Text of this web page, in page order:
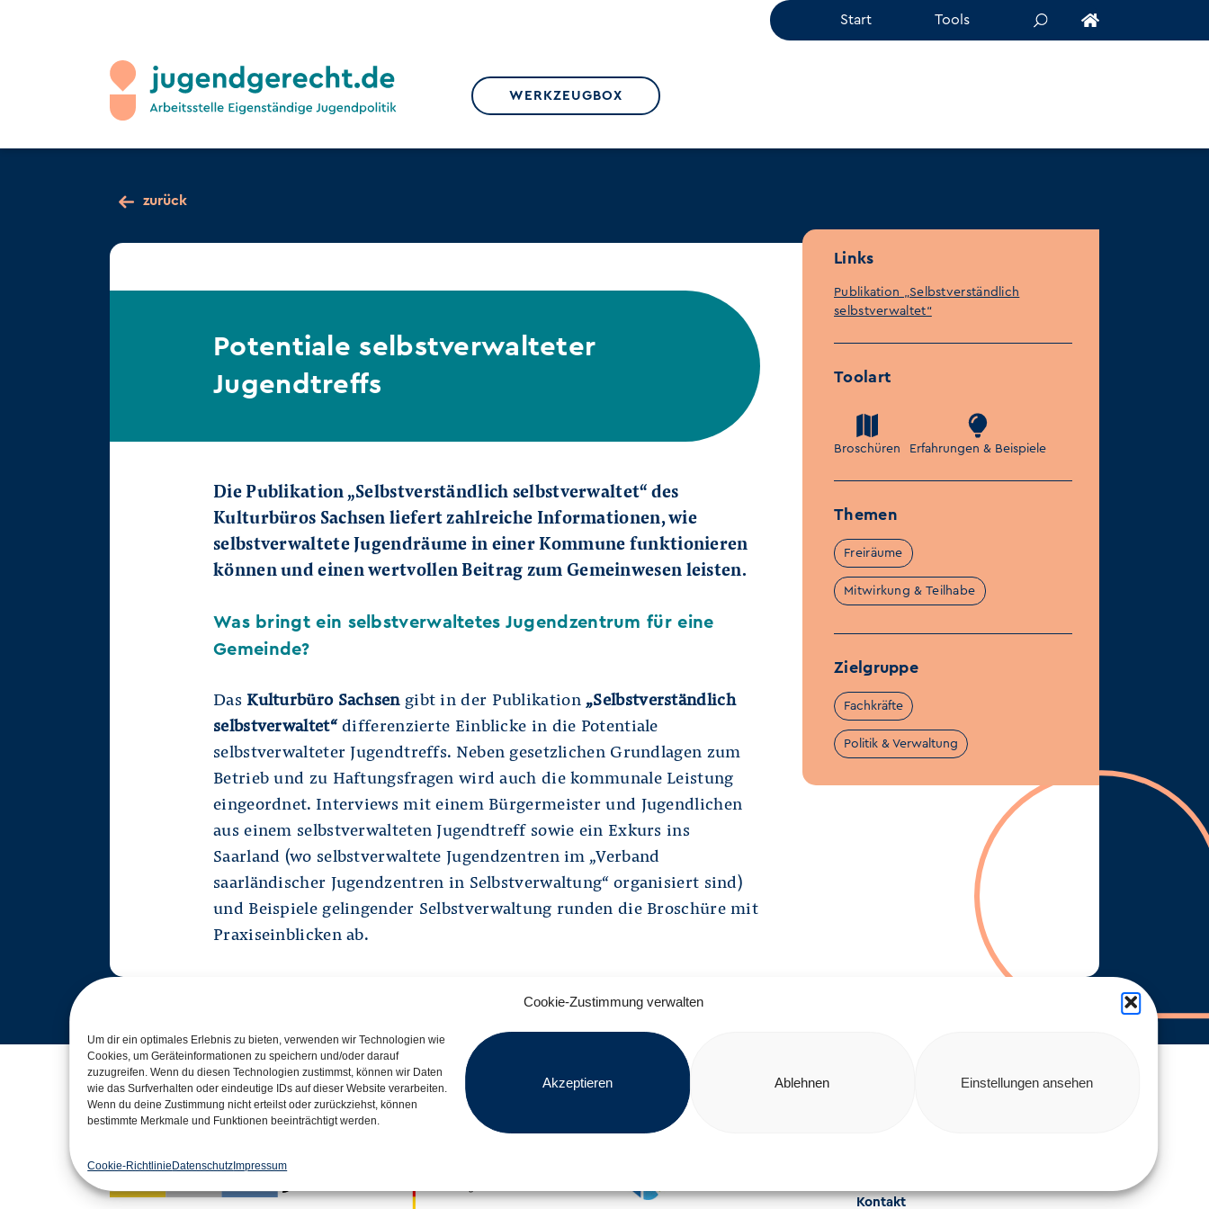
Cookie-Zustimmung verwalten
Um dir ein optimales Erlebnis zu bieten, verwenden wir Technologien wie
Cookies, um Geräteinformationen zu speichern und/oder darauf
zuzugreifen. Wenn du diesen Technologien zustimmst, können wir Daten
wie das Surfverhalten oder eindeutige IDs auf dieser Website verarbeiten.
Wenn du deine Zustimmung nicht erteilst oder zurückziehst, können
bestimmte Merkmale und Funktionen beeinträchtigt werden.
Akzeptieren Ablehnen Einstellungen ansehen
Cookie-Richtlinie Datenschutz Impressum
Start Tools
WERKZEUGBOX
zurück
Potentiale selbstverwalteter
Jugendtreffs
Links
Publikation „Selbstverständlich
selbstverwaltet“
Toolart
Broschüren Erfahrungen & Beispiele
Themen
Freiräume
Mitwirkung & Teilhabe
Zielgruppe
Fachkräfte
Politik & Verwaltung
Die Publikation „Selbstverständlich selbstverwaltet“ des
Kulturbüros Sachsen liefert zahlreiche Informationen, wie
selbstverwaltete Jugendräume in einer Kommune funktionieren
können und einen wertvollen Beitrag zum Gemeinwesen leisten.
Was bringt ein selbstverwaltetes Jugendzentrum für eine
Gemeinde?
Das Kulturbüro Sachsengibt in der Publikation „Selbstverständlich
selbstverwaltet“differenzierte Einblicke in die Potentiale
selbstverwalteter Jugendtreffs. Neben gesetzlichen Grundlagen zum
Betrieb und zu Haftungsfragen wird auch die kommunale Leistung
eingeordnet. Interviews mit einem Bürgermeister und Jugendlichen
aus einem selbstverwalteten Jugendtreff sowie ein Exkurs ins
Saarland (wo selbstverwaltete Jugendzentren im „Verband
saarländischer Jugendzentren in Selbstverwaltung“ organisiert sind)
und Beispiele gelingender Selbstverwaltung runden die Broschüre mit
Praxiseinblicken ab.
Ein Projekt der Gefördert vom Im Rahmen der
Kontakt